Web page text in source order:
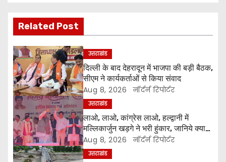
t
n
a
v
i
g
a
Related Post
उत्तराखंड
दिल्ली के बाद देहरादून में भाजपा की बड़ी बैठक,
सीएम ने कार्यकर्ताओं से किया संवाद
Aug 8, 2026 नॉर्दर्न रिपोर्टर
उत्तराखंड
लाओ, लाओ, कांग्रेस लाओ, हल्द्वानी में
मल्लिकार्जुन खड़गे ने भरी हुंकार, जानिये क्या
कुछ कहा
Aug 8, 2026 नॉर्दर्न रिपोर्टर
उत्तराखंड